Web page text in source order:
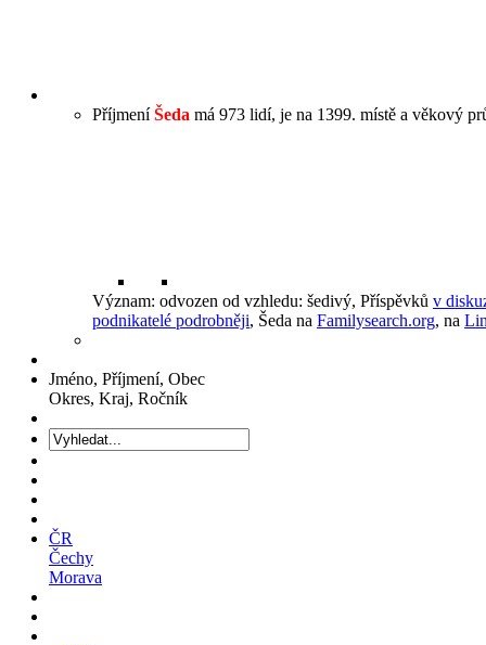
PříjmeníŠeda má 973 lidí, je na 1399. místě a věkový
Význam: odvozen od vzhledu: šedivý, Příspěvků v
podnikatelé podrobněji, Šeda na Familysearch.org, na
Jméno, Příjmení, Obec
Okres, Kraj, Ročník
ČR
Čechy
Morava